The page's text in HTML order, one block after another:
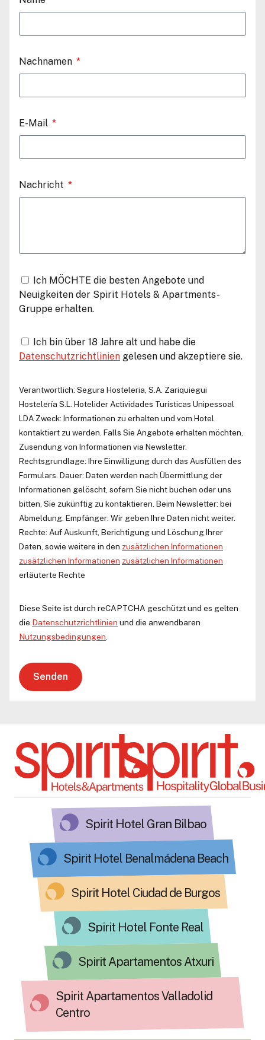
Nachnamen
E-Mail
Nachricht
Ich MÖCHTE die besten Angebote und
Neuigkeiten der Spirit Hotels & Apartments-
Gruppe erhalten.
Ich bin über 18 Jahre alt und habe die
Datenschutzrichtlinien gelesen und akzeptiere sie.
Verantwortlich: Segura Hosteleria, S.A. Zariquiegui
Hostelería S.L.
Hotelider Actividades Turísticas Unipessoal
LDA Zweck: Informationen zu erhalten und vom Hotel
kontaktiert zu werden. Falls Sie Angebote erhalten möchten,
Zusendung von Informationen via Newsletter.
Rechtsgrundlage: Ihre Einwilligung durch das Ausfüllen des
Formulars. Dauer: Daten werden nach Übermittlung der
Informationen gelöscht, sofern Sie nicht buchen oder uns
bitten, Sie zukünftig zu kontaktieren. Beim Newsletter: bei
Abmeldung. Empfänger: Wir geben Ihre Daten nicht weiter.
Rechte: Auf Auskunft, Berichtigung und Löschung Ihrer
Daten, sowie weitere in den zusätzlichen Informationen
zusätzlichen Informationen zusätzlichen Informationen
erläuterte Rechte
Diese Seite ist durch reCAPTCHA geschützt und es gelten
die Datenschutzrichtlinien und die anwendbaren
Nutzungsbedingungen
Senden
Spirit Hotel Gran Bilbao
Spirit Hotel Benalmádena Beach
Spirit Hotel Ciudad de Burgos
Spirit Hotel Fonte Real
Spirit Apartamentos Atxuri
Spirit Apartamentos Valladolid
Centro